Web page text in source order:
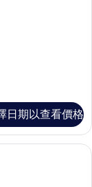
日期以查看價格